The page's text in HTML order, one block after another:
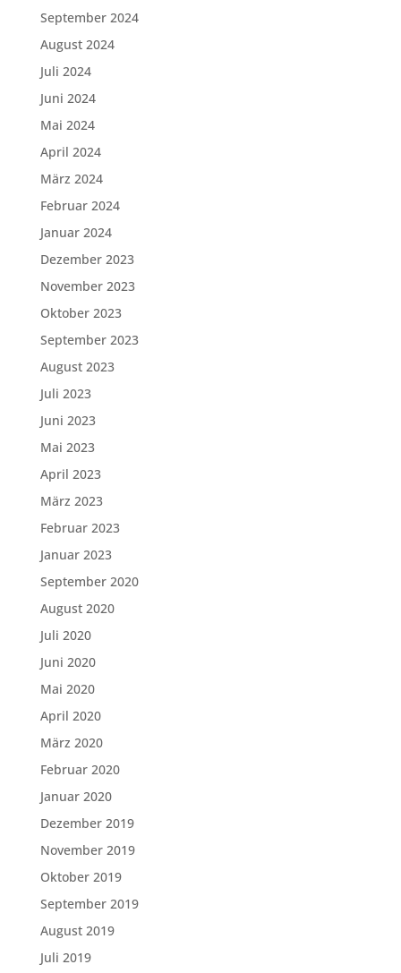
September 2024
August 2024
Juli 2024
Juni 2024
Mai 2024
April 2024
März 2024
Februar 2024
Januar 2024
Dezember 2023
November 2023
Oktober 2023
September 2023
August 2023
Juli 2023
Juni 2023
Mai 2023
April 2023
März 2023
Februar 2023
Januar 2023
September 2020
August 2020
Juli 2020
Juni 2020
Mai 2020
April 2020
März 2020
Februar 2020
Januar 2020
Dezember 2019
November 2019
Oktober 2019
September 2019
August 2019
Juli 2019